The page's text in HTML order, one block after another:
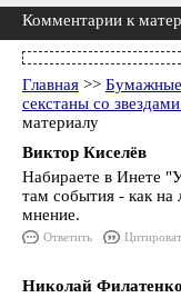
Комментарии к
Главная >>
секстаны со
материалу
Виктор Киселёв
Набираете в Инете
там события - как
мнение.
Ответить
Николай